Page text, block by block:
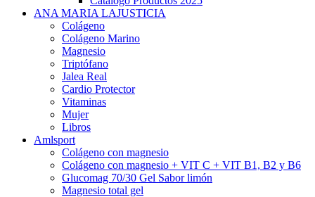
ANA MARIA LAJUSTICIA
Colágeno
Colágeno Marino
Magnesio
Triptófano
Jalea Real
Cardio Protector
Vitaminas
Mujer
Libros
Amlsport
Colágeno con magnesio
Colágeno con magnesio + VIT C + VIT B1, B2 y B6
Glucomag 70/30 Gel Sabor limón
Magnesio total gel